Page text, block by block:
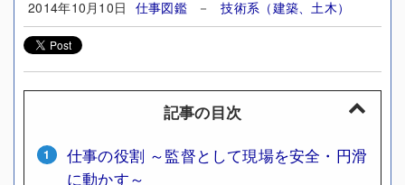
2014年10月10日 仕事図鑑 －技術系（建築、土木）
記事の目次
仕事の役割 ～監督として現場を安全・円滑
に動かす～